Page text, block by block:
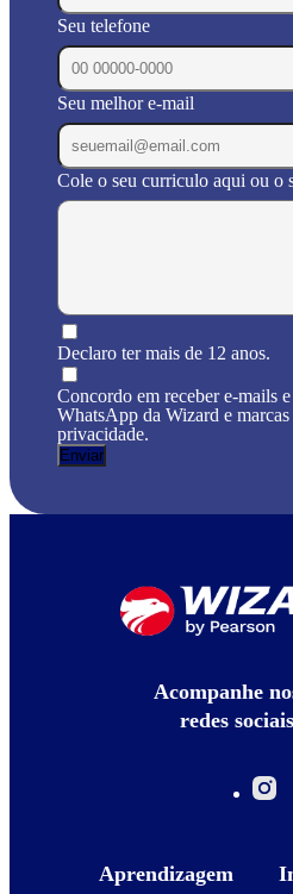
Seu telefone
Seu melhor e-mail
Cole o seu curriculo aqui ou o
Declaro ter mais de 12 anos.
Concordo em receber e-mails
WhatsApp da Wizard e
privacidade.
Acompanhe
redes
Aprendizagem